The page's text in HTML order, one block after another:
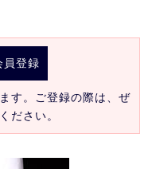
員登録
す。ご登録の際は、ぜ
ださい。